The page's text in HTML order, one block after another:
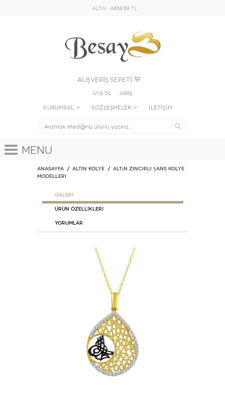
ALTIN : 6858.58 TL
ALIŞVERİŞ SEPETİ
Üye Ol GİRİŞ
KURUMSAL SÖZLEŞMELER İLETİŞİM
Menu
Anasayfa ALTIN KOLYE
Altın Zincirli Şans Kolye
Modelleri
GALERİ
ÜRÜN ÖZELLİKLERİ
Yorumlar